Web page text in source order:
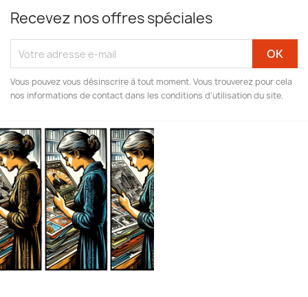
Recevez nos offres spéciales
Vous pouvez vous désinscrire à tout moment. Vous trouverez pour cela
nos informations de contact dans les conditions d'utilisation du site.